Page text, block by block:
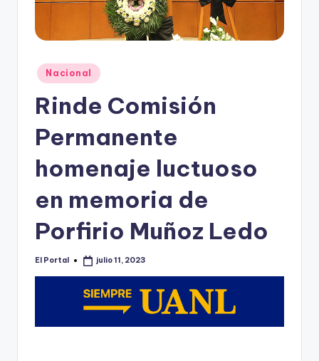
rr
Publicado
en
Nacional
Rinde Comisión
Permanente
homenaje luctuoso
en memoria de
Porfirio Muñoz Ledo
Publicado
El Portal julio 11, 2023